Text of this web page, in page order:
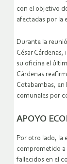
con el objetivo
afectadas por la
Durante la
César
su oficina el
Cárdenas
Cotabambas, en
comunales por
APOYO
Por otro lado, la
comprometido a
fallecidos en el